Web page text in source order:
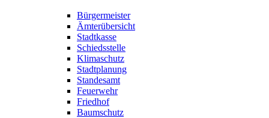
Bürgermeister
Ämterübersicht
Stadtkasse
Schiedsstelle
Klimaschutz
Stadtplanung
Standesamt
Feuerwehr
Friedhof
Baumschutz